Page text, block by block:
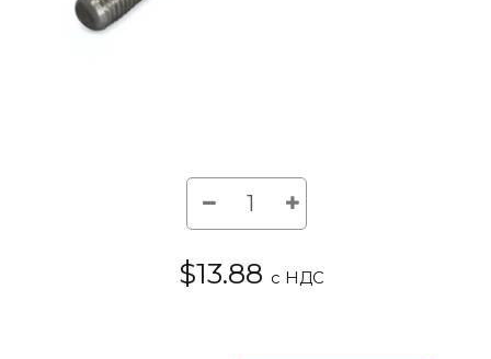
$13.88 с НДС